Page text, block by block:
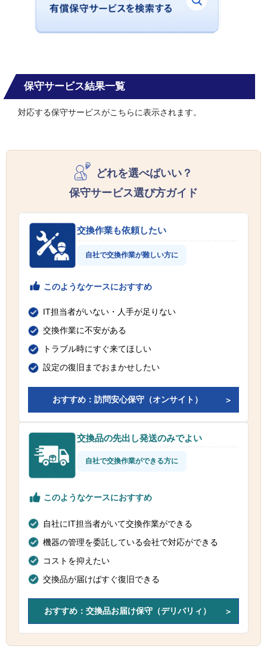
保守サービス結果一覧
対応する保守サービスがこちらに表示されます。
どれを選べばいい？
保守サービス選び方ガイド
交換作業も依頼したい
自社で交換作業が難しい方に
このようなケースにおすすめ
IT担当者がいない・人手が足りない
交換作業に不安がある
トラブル時にすぐ来てほしい
設定の復旧までおまかせしたい
おすすめ：訪問安心保守（オンサイト）
交換品の先出し発送のみでよい
自社で交換作業ができる方に
このようなケースにおすすめ
自社にIT担当者がいて交換作業ができる
機器の管理を委託している会社で対応ができる
コストを抑えたい
交換品が届けばすぐ復旧できる
おすすめ：交換品お届け保守（デリバリィ）